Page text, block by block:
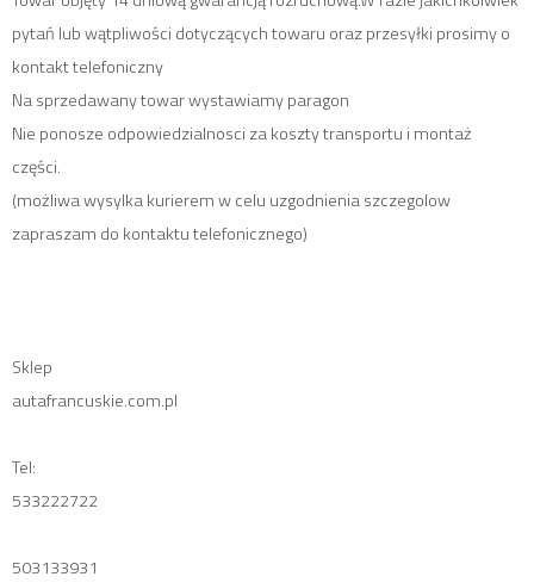
pytań lub wątpliwości dotyczących towaru oraz przesyłki prosimy o
kontakt telefoniczny
Na sprzedawany towar wystawiamy paragon
Nie ponosze odpowiedzialnosci za koszty transportu i montaż
części.
(możliwa wysylka kurierem w celu uzgodnienia szczegolow
zapraszam do kontaktu telefonicznego)
Sklep
autafrancuskie.com.pl
Tel:
533222722
503133931